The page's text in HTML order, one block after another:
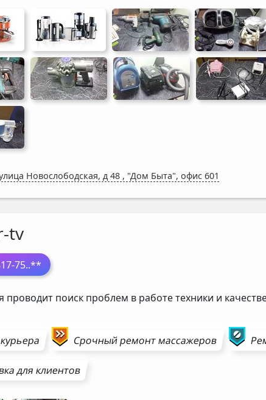
Новослободская, д 48 , "Дом Быта", офис 601
tv
75..**
проводит поиск проблем в работе техники и
Срочный ремонтмассажеров
для клиентов